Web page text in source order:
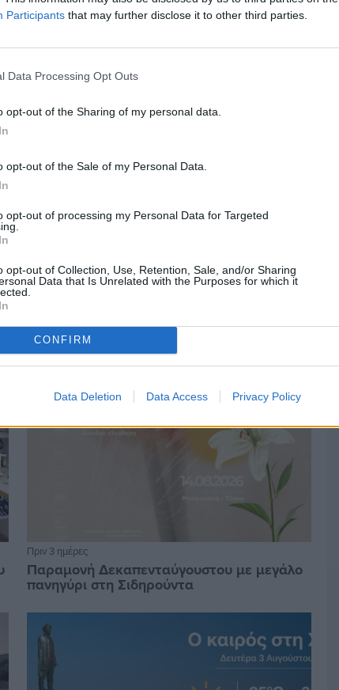
Participants that may further disclose it to other third parties.
Data Processing Opt Outs
opt-out of the Sharing of my personal data.
opt-out of the Sale of my Personal Data.
opt-out of processing my Personal Data for Targeted
opt-out of Collection, Use, Retention, Sale, and/or Sharing
Data that Is Unrelated with the Purposes for which it
CONFIRM
Data Deletion Data Access Privacy Policy
Οδηγοί Δασικών Υπηρεσιών: Ζητούν
ένταξη στο ανθυγιεινό επίδομα
Πριν 3 ημέρες
Παραμονή Δεκαπενταύγουστου με μεγάλο
πανηγύρι στη Σιδηρούντα